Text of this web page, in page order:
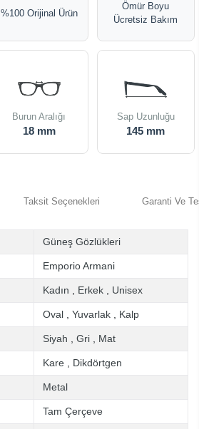
%100 Orijinal Ürün
Ömür Boyu
Ücretsiz Bakım
Burun Aralığı
18 mm
Sap Uzunluğu
145 mm
Taksit Seçenekleri Garanti Ve
Güneş Gözlükleri
Emporio Armani
Kadın Erkek Unisex
Oval Yuvarlak Kalp
Siyah Gri Mat
Kare Dikdörtgen
Metal
Tam Çerçeve